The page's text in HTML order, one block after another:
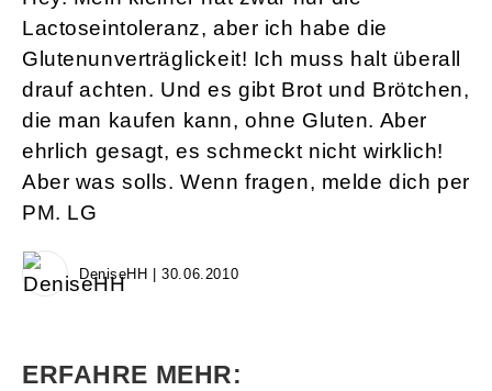
Lactoseintoleranz, aber ich habe die
Glutenunverträglickeit! Ich muss halt überall
drauf achten. Und es gibt Brot und Brötchen,
die man kaufen kann, ohne Gluten. Aber
ehrlich gesagt, es schmeckt nicht wirklich!
Aber was solls. Wenn fragen, melde dich per
PM. LG
DeniseHH | 30.06.2010
ERFAHRE MEHR: